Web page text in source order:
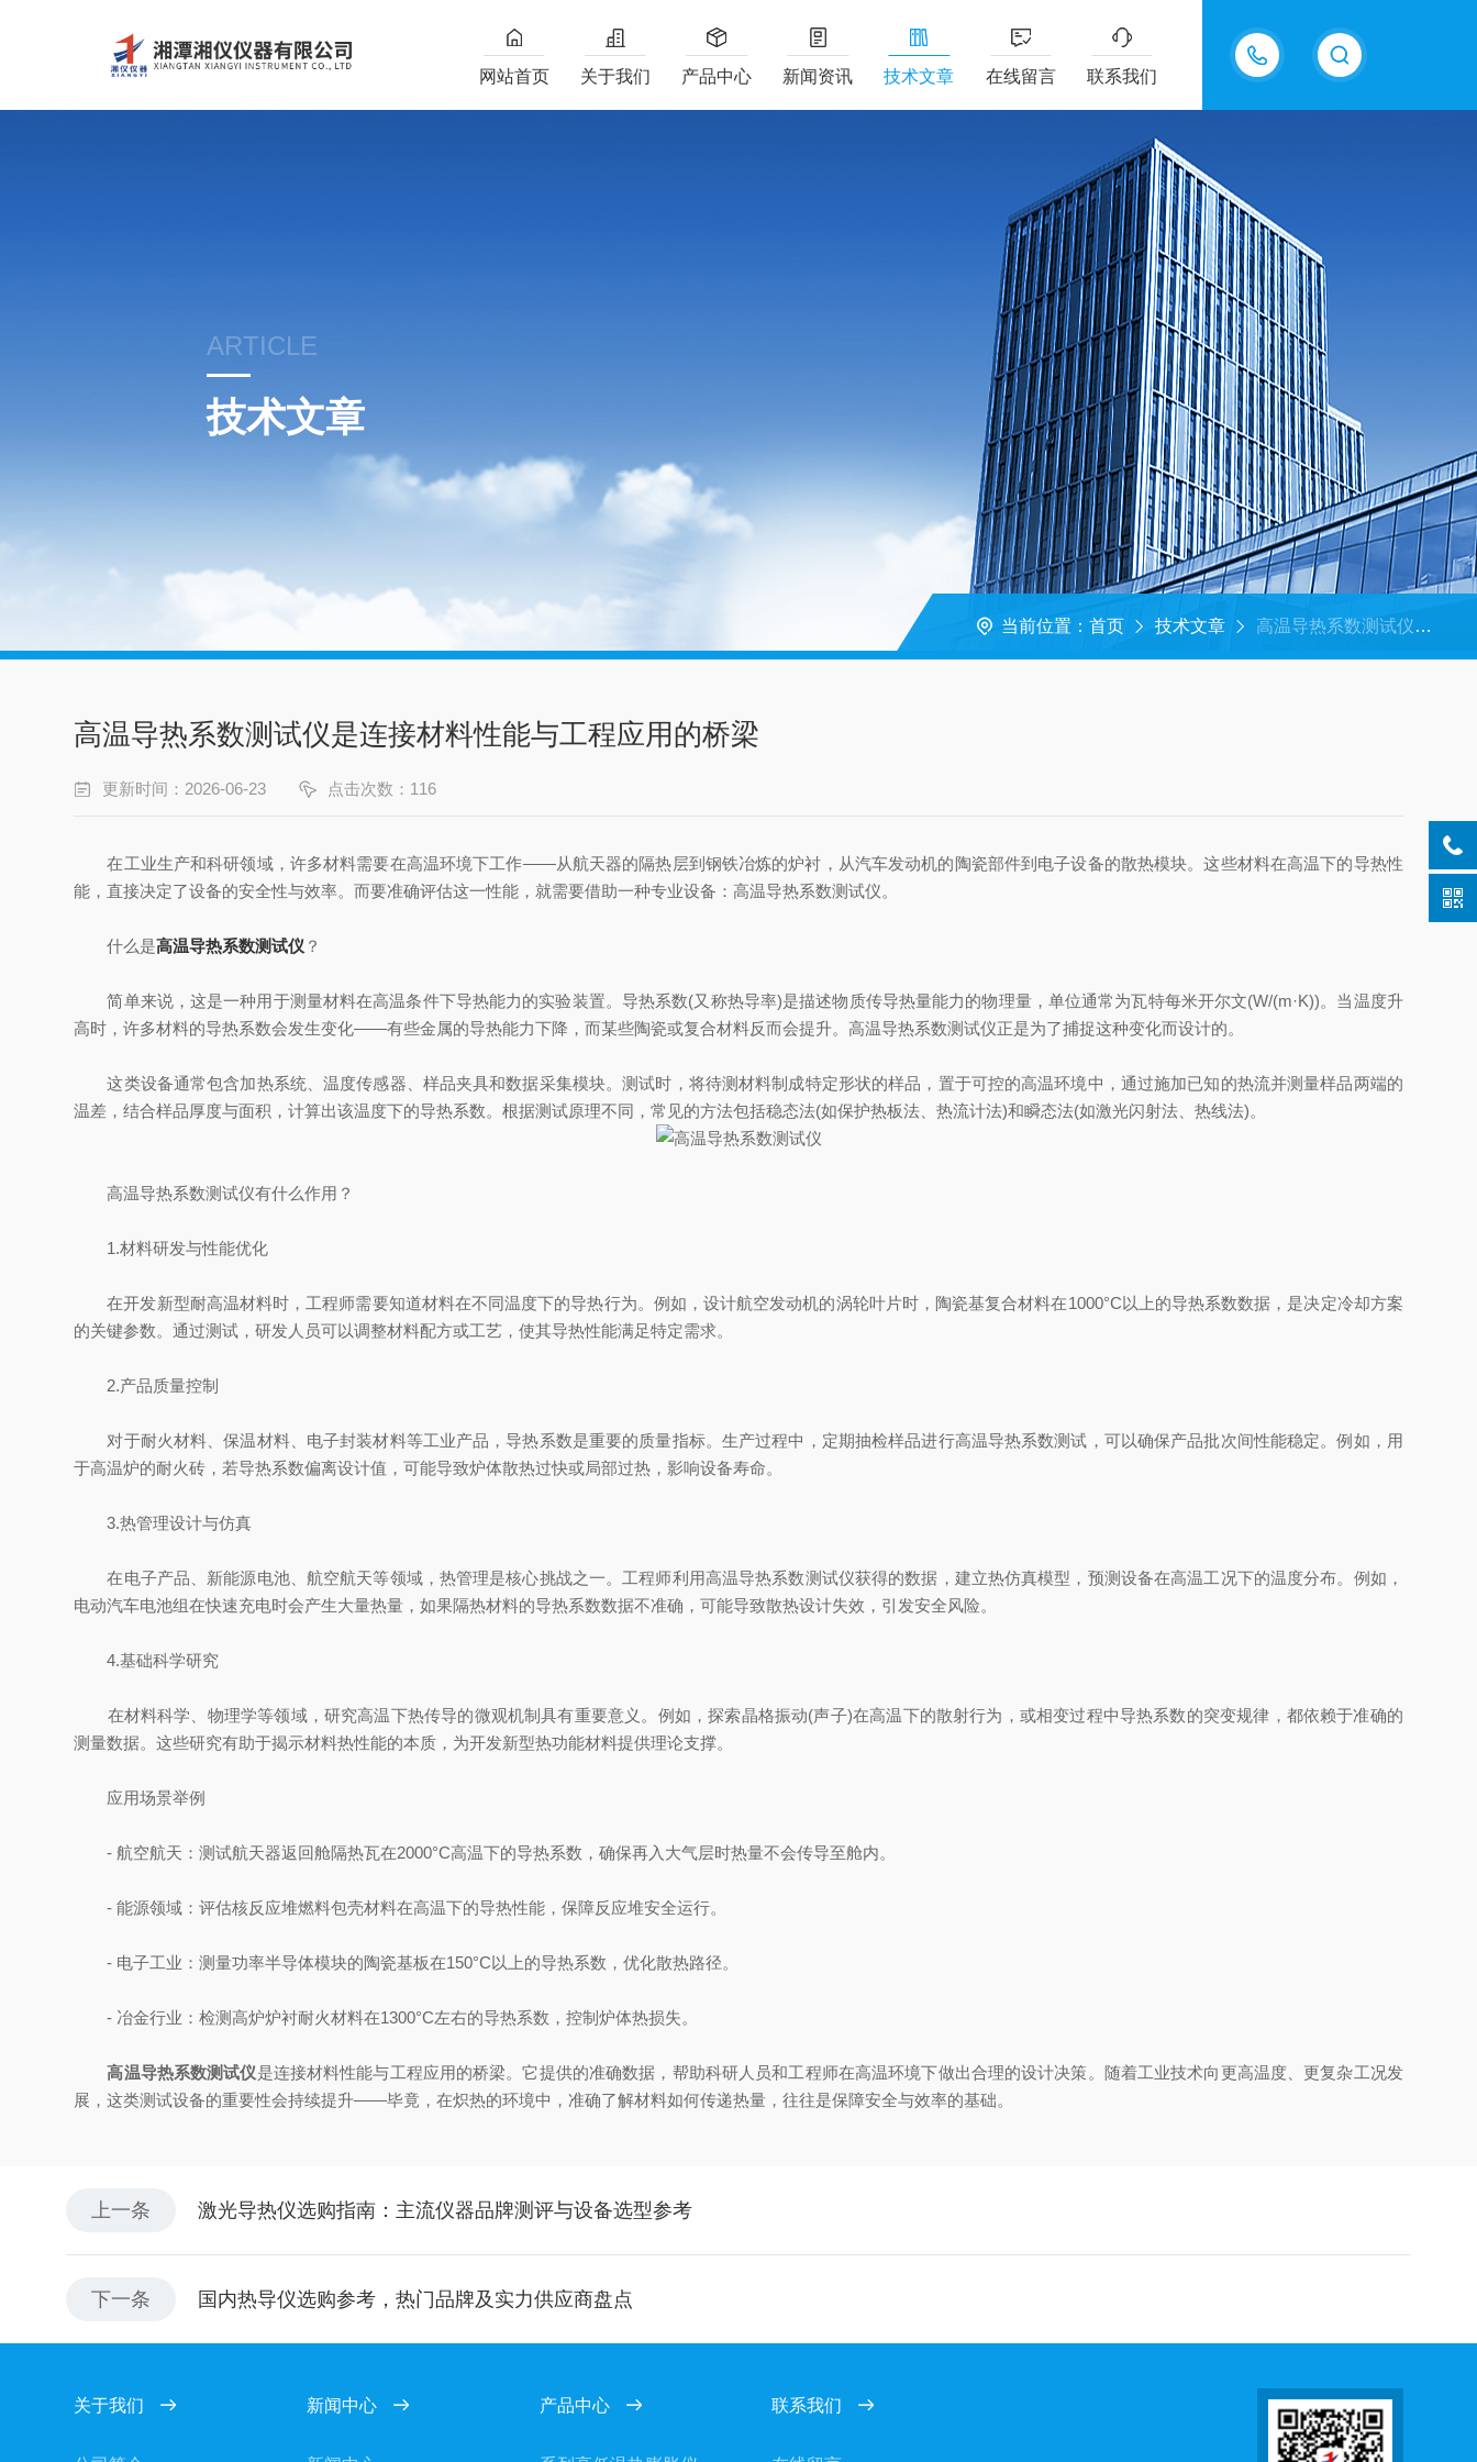
13607322318
网站首页 关于我们 产品中心 新闻资讯 技术文章 在线留言 联系我们
ARTICLE
技术文章
当前位置： 首页 技术文章 高温导热系数测试仪是连接材料性能与工程应用的桥梁
高温导热系数测试仪是连接材料性能与工程应用的桥梁
更新时间：2026-06-23 点击次数：116
在工业生产和科研领域，许多材料需要在高温环境下工作——从航天器的隔热层到钢铁冶炼的炉衬，从汽车发动机的陶瓷部件到电子设备的散热模块。这些材料在高温下的导热性
能，直接决定了设备的安全性与效率。而要准确评估这一性能，就需要借助一种专业设备：高温导热系数测试仪。
什么是高温导热系数测试仪 ？
简单来说，这是一种用于测量材料在高温条件下导热能力的实验装置。导热系数(又称热导率)是描述物质传导热量能力的物理量，单位通常为瓦特每米开尔文(W/(m·K))。当温度升
高时，许多材料的导热系数会发生变化——有些金属的导热能力下降，而某些陶瓷或复合材料反而会提升。高温导热系数测试仪正是为了捕捉这种变化而设计的。
这类设备通常包含加热系统、温度传感器、样品夹具和数据采集模块。测试时，将待测材料制成特定形状的样品，置于可控的高温环境中，通过施加已知的热流并测量样品两端的
温差，结合样品厚度与面积，计算出该温度下的导热系数。根据测试原理不同，常见的方法包括稳态法(如保护热板法、热流计法)和瞬态法(如激光闪射法、热线法)。
高温导热系数测试仪有什么作用？
1.材料研发与性能优化
在开发新型耐高温材料时，工程师需要知道材料在不同温度下的导热行为。例如，设计航空发动机的涡轮叶片时，陶瓷基复合材料在1000°C以上的导热系数数据，是决定冷却方案
的关键参数。通过测试，研发人员可以调整材料配方或工艺，使其导热性能满足特定需求。
2.产品质量控制
对于耐火材料、保温材料、电子封装材料等工业产品，导热系数是重要的质量指标。生产过程中，定期抽检样品进行高温导热系数测试，可以确保产品批次间性能稳定。例如，用
于高温炉的耐火砖，若导热系数偏离设计值，可能导致炉体散热过快或局部过热，影响设备寿命。
3.热管理设计与仿真
在电子产品、新能源电池、航空航天等领域，热管理是核心挑战之一。工程师利用高温导热系数测试仪获得的数据，建立热仿真模型，预测设备在高温工况下的温度分布。例如，
电动汽车电池组在快速充电时会产生大量热量，如果隔热材料的导热系数数据不准确，可能导致散热设计失效，引发安全风险。
4.基础科学研究
在材料科学、物理学等领域，研究高温下热传导的微观机制具有重要意义。例如，探索晶格振动(声子)在高温下的散射行为，或相变过程中导热系数的突变规律，都依赖于准确的
测量数据。这些研究有助于揭示材料热性能的本质，为开发新型热功能材料提供理论支撑。
应用场景举例
- 航空航天：测试航天器返回舱隔热瓦在2000°C高温下的导热系数，确保再入大气层时热量不会传导至舱内。
- 能源领域：评估核反应堆燃料包壳材料在高温下的导热性能，保障反应堆安全运行。
- 电子工业：测量功率半导体模块的陶瓷基板在150°C以上的导热系数，优化散热路径。
- 冶金行业：检测高炉炉衬耐火材料在1300°C左右的导热系数，控制炉体热损失。
高温导热系数测试仪是连接材料性能与工程应用的桥梁。它提供的准确数据，帮助科研人员和工程师在高温环境下做出合理的设计决策。随着工业技术向更高温度、更复杂工况发
展，这类测试设备的重要性会持续提升——毕竟，在炽热的环境中，准确了解材料如何传递热量，往往是保障安全与效率的基础。
上一条 激光导热仪选购指南：主流仪器品牌测评与设备选型参考
下一条 国内热导仪选购参考，热门品牌及实力供应商盘点
关于我们 新闻中心 产品中心 联系我们